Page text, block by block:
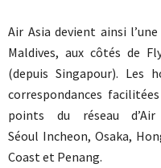
Air Asia devient ainsi
Maldives, aux côtés de
(depuis Singapour). Les
correspondances
points du réseau
Séoul Incheon, Osaka,
Coast et Penang.